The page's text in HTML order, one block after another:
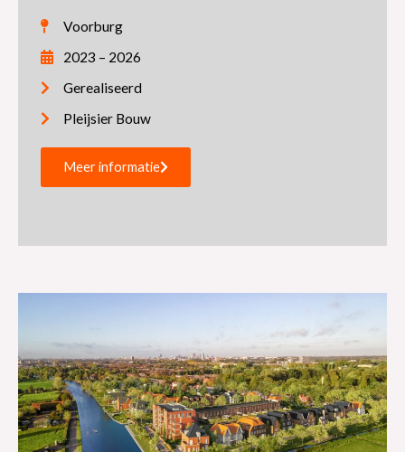
Voorburg
2023 – 2026
Gerealiseerd
Pleijsier Bouw
Meer informatie